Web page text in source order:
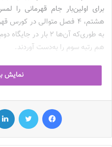
برای اولین‌بار جام قهرمانی را
هشتم، 4 فصل متوالی در
هم رتبه سوم را به‌دست آوردند.
سیزدهم توانستند از لغزش حریف
از توقف غیرمنتظره خاتون بم، جام
به اولین نماینده ایران در تاریخ
تبدیل شدند، مسابقاتی که در
قهرمانی کوتاه ماند و در بین 4 تیم، در جایگاه دوم قرار گرفتند.
نمایش